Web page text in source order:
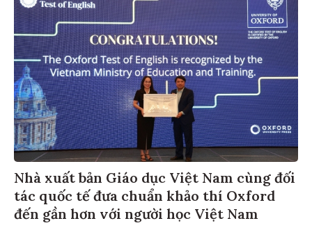
Nhà xuất bản Giáo dục Việt Nam cùng đối
tác quốc tế đưa chuẩn khảo thí Oxford
đến gần hơn với người học Việt Nam